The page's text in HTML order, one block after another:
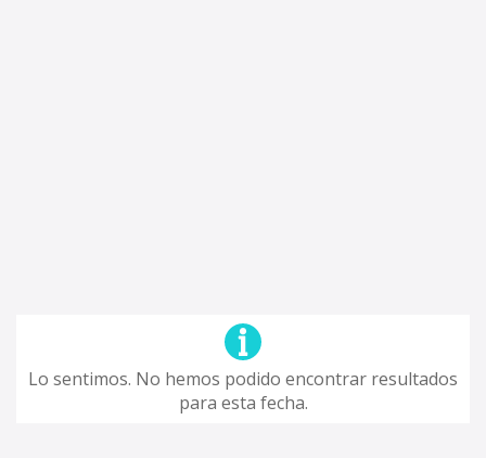
Lo sentimos. No hemos podido encontrar resultados
para esta fecha.